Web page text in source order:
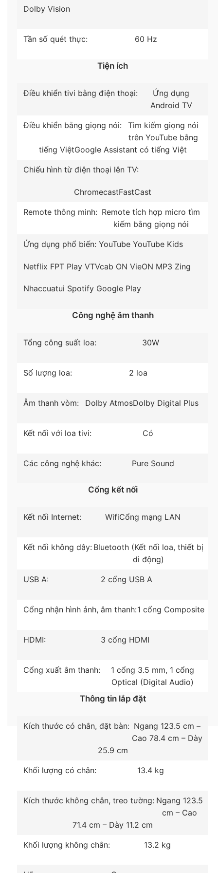
âm thanh lôi cuốn, vang dội.
Dolby Digital Plusgiúp người xem đắm chìm vào
thế giới hiệu ứng âm thanh vòm sống động, trải
nghiệm xem phim với rạp tại gia.
mang đến âm thanh chân thực, tinh
khiết, đánh thức từng giác quan người nghe.
Tivi sở hữuhệ điều hành Google TV (Android
dụng. Cùng với đó là kho ứng dụng phong phú như
VTVcab ON,… đặc biệt
bạn thoải mái mở rộng thế giới giải trí.
Mời bạn tìm hiểu thêm về ứng dụng Tiktok đã chính
– Tìm kiếm, điều khiển tivi thông qua
hợp micro tìm kiếm bằng giọng nói tiếng Việt
– Trình chiếu màn điện thoại lên tivi với ứng
Chromecast, Cast Local Media và QR Cast sẽ
truyền nội dung lên TV thông qua ứng dụng
– Dễ dàng trình chiếu màn hình tivi thông qua điện
ứng dụng Android TV
tác điều khiển tivi có thể thu gọn trong chiếc
smartphone của bạn.
Xem thêm: Cách chiếu màn hình điện thoại lên TV
Dolby Vision
Tần số quét thực: 60 Hz
Tiện ích
Điều khiển tivi bằng điện thoại:
Ứng dụng
Android TV
Điều khiển bằng giọng nói:
Tìm kiếm giọng nói
trên YouTube bằng
tiếng ViệtGoogle Assistant có tiếng Việt
Chiếu hình từ điện thoại lên TV:
ChromecastFastCast
Remote thông minh: Remote tích hợp micro tìm
kiếm bằng giọng nói
Ứng dụng phổ biến: YouTube YouTube Kids
Netflix FPT Play VTVcab ON VieON MP3 Zing
Nhaccuatui Spotify Google Play
Công nghệ âm thanh
Tổng công suất loa: 30W
Số lượng loa: 2 loa
Âm thanh vòm: Dolby AtmosDolby Digital Plus
Kết nối với loa tivi: Có
Các công nghệ khác: Pure Sound
Cổng kết nối
Kết nối Internet: WifiCổng mạng LAN
Kết nối không dây: Bluetooth (Kết nối loa, thiết bị
di động)
USB A: 2 cổng USB A
Cổng nhận hình ảnh, âm thanh:1 cổng Composite
HDMI: 3 cổng HDMI
Cổng xuất âm thanh:
1 cổng 3.5 mm, 1 cổng
Optical (Digital Audio)
Thông tin lắp đặt
Kích thước có chân, đặt bàn: Ngang 123.5 cm –
Cao 78.4 cm – Dày
25.9 cm
Khối lượng có chân: 13.4 kg
Kích thước không chân, treo tường: Ngang 123.5
cm – Cao
71.4 cm – Dày 11.2 cm
Khối lượng không chân: 13.2 kg